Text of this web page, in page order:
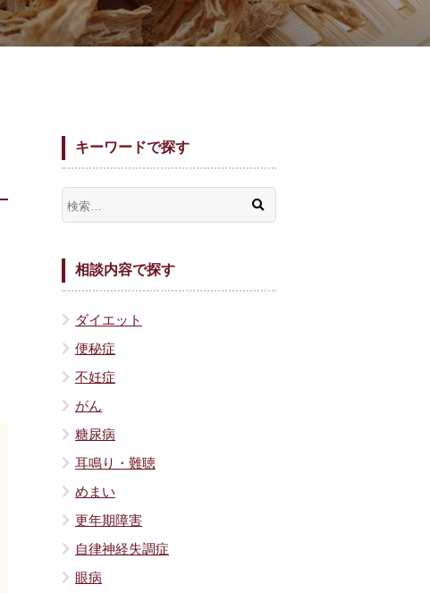
キーワードで探す
相談内容で探す
ダイエット
便秘症
不妊症
がん
糖尿病
耳鳴り・難聴
めまい
更年期障害
自律神経失調症
眼病